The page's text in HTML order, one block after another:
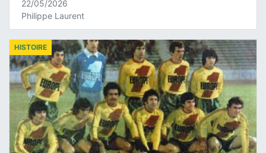
22/05/2026
Philippe Laurent
HISTOIRE